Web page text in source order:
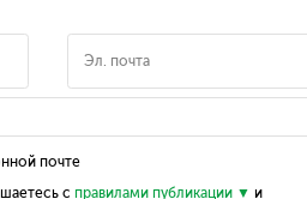
почте
с правилами публикации и